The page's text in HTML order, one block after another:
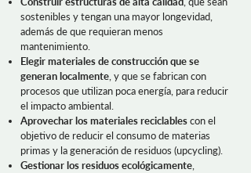
sostenibles y tengan una mayor longevidad,
además de que requieran menos
mantenimiento.
Elegir materiales de construcción que se
generan localmente , y que se fabrican con
procesos que utilizan poca energía, para reducir
el impacto ambiental.
Aprovechar los materiales reciclablescon el
objetivo de reducir el consumo de materias
primas y la generación de residuos (upcycling).
Gestionar los residuos ecológicamente